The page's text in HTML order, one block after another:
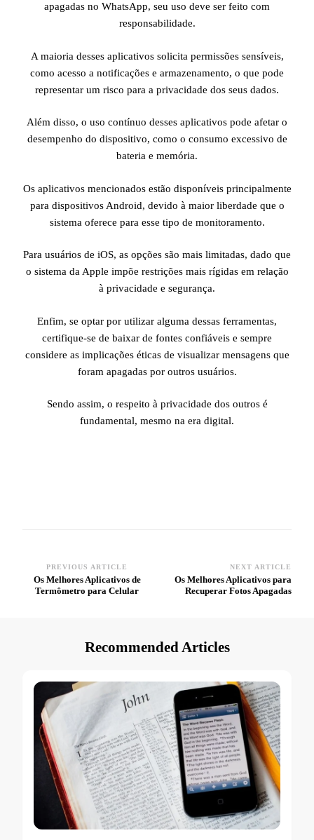
apagadas no WhatsApp, seu uso deve ser feito com
responsabilidade.
A maioria desses aplicativos solicita permissões sensíveis,
como acesso a notificações e armazenamento, o que pode
representar um risco para a privacidade dos seus dados.
Além disso, o uso contínuo desses aplicativos pode afetar o
desempenho do dispositivo, como o consumo excessivo de
bateria e memória.
Os aplicativos mencionados estão disponíveis principalmente
para dispositivos Android, devido à maior liberdade que o
sistema oferece para esse tipo de monitoramento.
Para usuários de iOS, as opções são mais limitadas, dado que
o sistema da Apple impõe restrições mais rígidas em relação
à privacidade e segurança.
Enfim, se optar por utilizar alguma dessas ferramentas,
certifique-se de baixar de fontes confiáveis e sempre
considere as implicações éticas de visualizar mensagens que
foram apagadas por outros usuários.
Sendo assim, o respeito à privacidade dos outros é
fundamental, mesmo na era digital.
Post
Navigation
PREVIOUS ARTICLE
Os Melhores Aplicativos de
Termômetro para Celular
NEXT ARTICLE
Os Melhores Aplicativos para
Recuperar Fotos Apagadas
Recommended Articles